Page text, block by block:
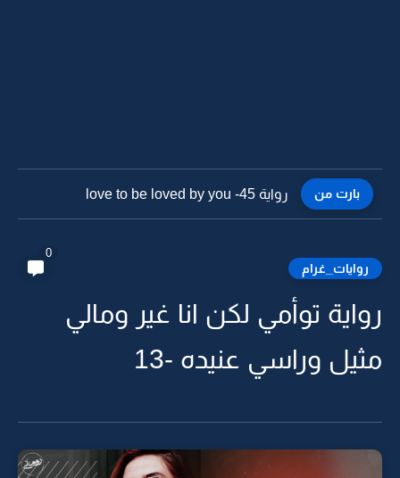
بارت من رواية love to be loved by you -44
روايات_غرام
0
رواية توأمي لكن انا غير ومالي
مثيل وراسي عنيده -13